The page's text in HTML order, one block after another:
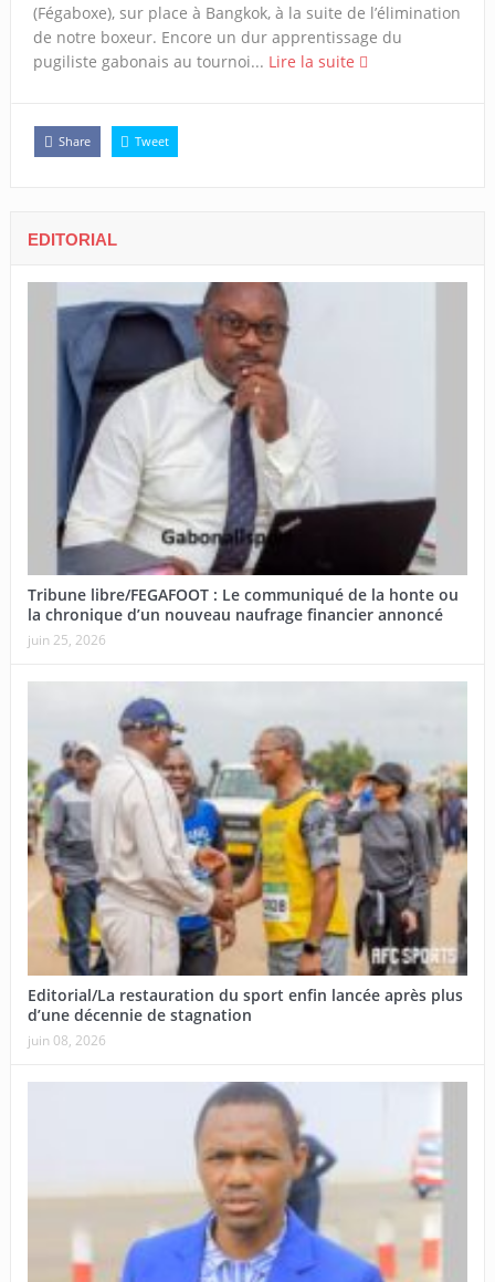
(Fégaboxe), sur place à Bangkok, à la suite de l’élimination
de notre boxeur. Encore un dur apprentissage du
pugiliste gabonais au tournoi... Lire la suite
Share Tweet
EDITORIAL
Tribune libre/FEGAFOOT : Le communiqué de la honte ou
la chronique d’un nouveau naufrage financier annoncé
juin 25, 2026
Editorial/La restauration du sport enfin lancée après plus
d’une décennie de stagnation
juin 08, 2026